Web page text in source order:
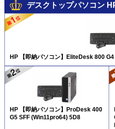
デスクトップパソコン
HP 【即納パソコン】EliteDesk 800
HP 【即納パソコン】ProDesk 400
G5 SFF (Win11pro64) 5D8